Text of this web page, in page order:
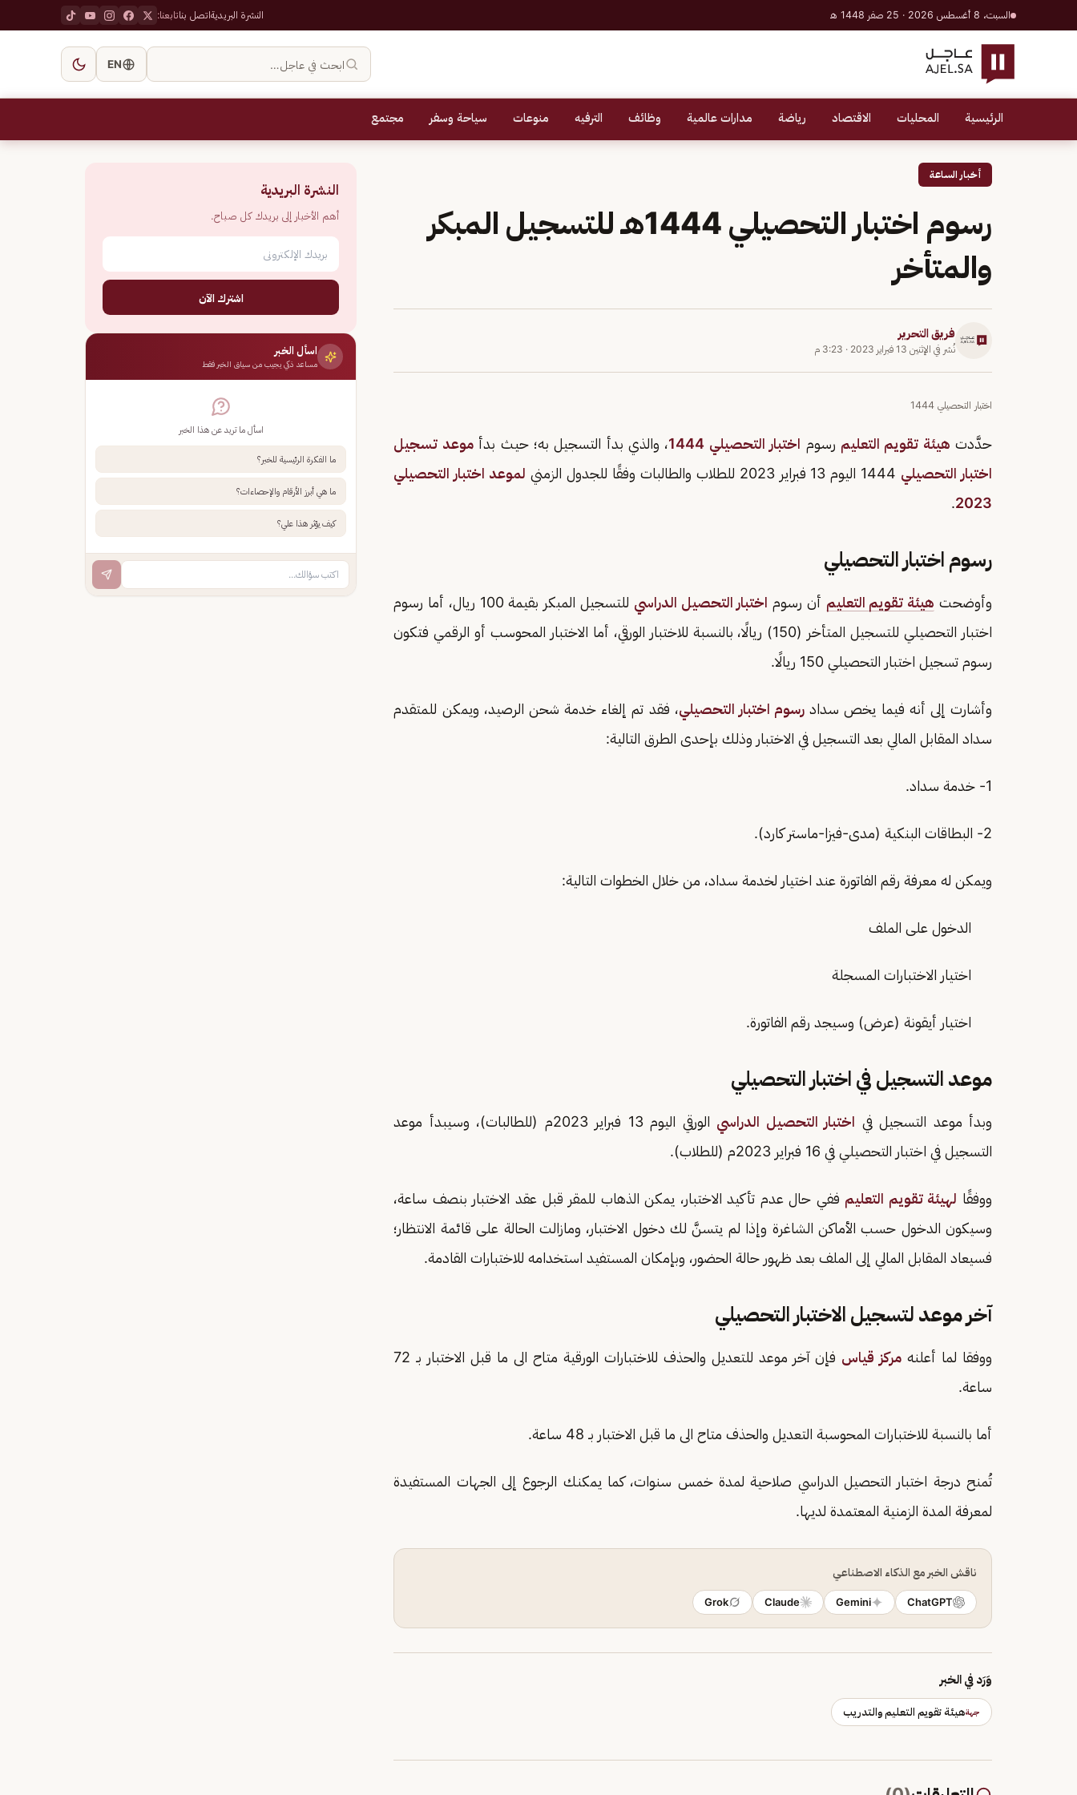
السبت، 8 أغسطس 2026 · 25 صفر 1448 هـ النشرة البريديةاتصل بناتابعنا:
ابحث في عاجل… EN
الرئيسية المحليات الاقتصاد رياضة مدارات عالمية وظائف الترفيه منوعات سياحة وسفر مجتمع
أخبار الساعة
رسوم اختبار التحصيلي 1444هـ للتسجيل المبكر
والمتأخر
فريق التحرير
نُشر في الإثنين 13 فبراير 2023 · 3:23 م
اختبار التحصيلي 1444
حدَّدت هيئة تقويم التعليم رسوم اختبار التحصيلي 1444 ، والذي بدأ التسجيل به؛ حيث بدأموعد تسجيل
اختبار التحصيلي
لموعد اختبار التحصيلي
2023
.
رسوم اختبار التحصيلي
وأوضحت هيئة تقويم التعليم أن رسوم اختبار التحصيل الدراسي
للتسجيل المبكر بقيمة 100 ريال، أما رسوم
اختبار التحصيلي للتسجيل المتأخر (150) ريالًا، بالنسبة للاختبار الورقي، أما الاختبار المحوسب أو الرقمي فتكون
رسوم تسجيل اختبار التحصيلي 150 ريالًا.
وأشارت إلى أنه فيما يخص سداد رسوم اختبار التحصيلي، فقد تم إلغاء خدمة شحن الرصيد، ويمكن للمتقدم
سداد المقابل المالي بعد التسجيل في الاختبار وذلك بإحدى الطرق التالية:
1- خدمة سداد.
2- البطاقات البنكية (مدى-فيزا-ماستر كارد).
ويمكن له معرفة رقم الفاتورة عند اختيار لخدمة سداد، من خلال الخطوات التالية:
الدخول على الملف
اختيار الاختبارات المسجلة
اختيار أيقونة (عرض) وسيجد رقم الفاتورة.
موعد التسجيل في اختبار التحصيلي
وبدأ موعد التسجيل في اختبار التحصيل الدراسي
الورقي اليوم 13 فبراير 2023م (للطالبات)، وسيبدأ موعد
التسجيل في اختبار التحصيلي في 16 فبراير 2023م (للطلاب).
ووفقًا لهيئة تقويم التعليم ففي حال عدم تأكيد الاختبار، يمكن الذهاب للمقر قبل عقد الاختبار بنصف ساعة،
وسيكون الدخول حسب الأماكن الشاغرة وإذا لم يتسنَّ لك دخول الاختبار، ومازالت الحالة على قائمة الانتظار؛
فسيعاد المقابل المالي إلى الملف بعد ظهور حالة الحضور، وبإمكان المستفيد استخدامه للاختبارات القادمة.
آخر موعد لتسجيل الاختبار التحصيلي
ووفقا لما أعلنه مركز قياس
فإن آخر موعد للتعديل والحذف للاختبارات الورقية متاح الى ما قبل الاختبار بـ 72
ساعة.
أما بالنسبة للاختبارات المحوسبة التعديل والحذف متاح الى ما قبل الاختبار بـ 48 ساعة.
تُمنح درجة اختبار التحصيل الدراسي صلاحية لمدة خمس سنوات، كما يمكنك الرجوع إلى الجهات المستفيدة
لمعرفة المدة الزمنية المعتمدة لديها.
ناقش الخبر مع الذكاء الاصطناعي
ChatGPT
Gemini
Claude
Grok
وَرَد في الخبر
جهةهيئة تقويم التعليم والتدريب
النشرة البريدية
أهم الأخبار إلى بريدك كل صباح.
اشترك الآن
اسأل الخبر
مساعد ذكي يجيب من سياق الخبر فقط
اسأل ما تريد عن هذا الخبر
ما الفكرة الرئيسية للخبر؟
ما هي أبرز الأرقام والإحصاءات؟
كيف يؤثر هذا علي؟